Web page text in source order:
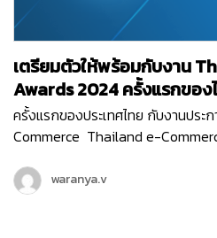
เตรียมตัวให้พร้อมกับงาน
Awards 2024 ครั้งแรกของ
ครั้งแรกของประเทศไทย กับงานประ
Commerce Thailand e-
ยอดเยี่ยม ที่ช่วยสนับสนุนอีคอมเมิร์ซไ
ออนไลน์ให้ก้าวไปในอนาคตได้อย่าง
waranya.v